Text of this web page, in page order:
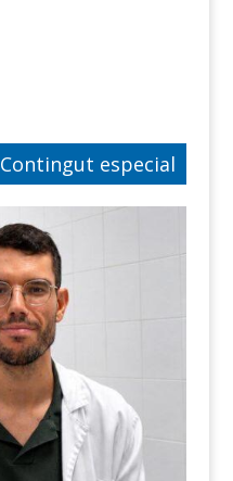
Contingut especial